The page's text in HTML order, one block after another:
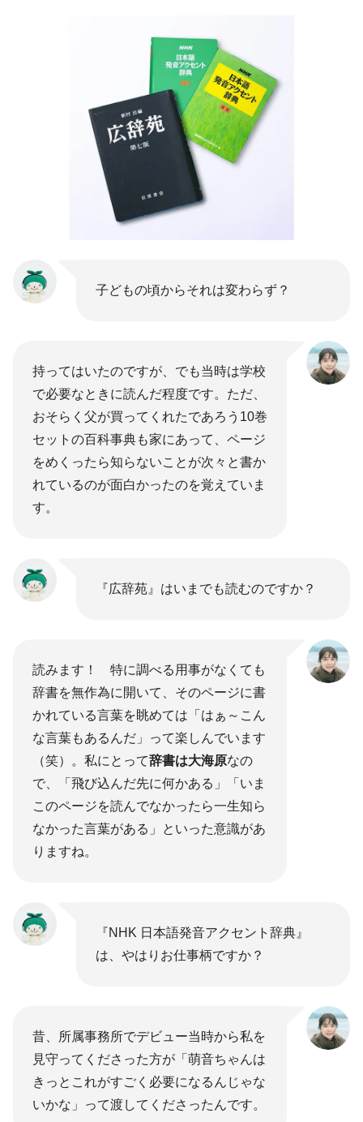
子どもの頃からそれは変わらず？
持ってはいたのですが、でも当時は学校
で必要なときに読んだ程度です。ただ、
おそらく父が買ってくれたであろう10巻
セットの百科事典も家にあって、ページ
をめくったら知らないことが次々と書か
れているのが面白かったのを覚えていま
す。
『広辞苑』はいまでも読むのですか？
読みます！ 特に調べる用事がなくても
辞書を無作為に開いて、そのページに書
かれている言葉を眺めては「はぁ～こん
な言葉もあるんだ」って楽しんでいます
（笑）。私にとって辞書は大海原なの
で、「飛び込んだ先に何かある」「いま
このページを読んでなかったら一生知ら
なかった言葉がある」といった意識があ
りますね。
『NHK 日本語発音アクセント辞典』
は、やはりお仕事柄ですか？
昔、所属事務所でデビュー当時から私を
見守ってくださった方が「萌音ちゃんは
きっとこれがすごく必要になるんじゃな
いかな」って渡してくださったんです。